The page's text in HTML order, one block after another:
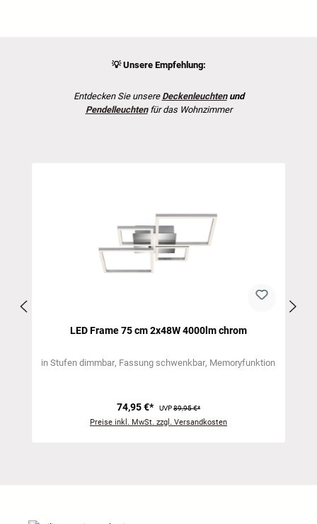
💡Unsere Empfehlung:
Entdecken Sie unsere Deckenleuchtenund
Pendelleuchtenfür das Wohnzimmer
LED Frame 75 cm 2x48W 4000lm chrom
in Stufen dimmbar Fassung schwenkbar Memoryfunktion
74,95 €* UVP89,95 €*
Preise inkl. MwSt. zzgl. Versandkosten